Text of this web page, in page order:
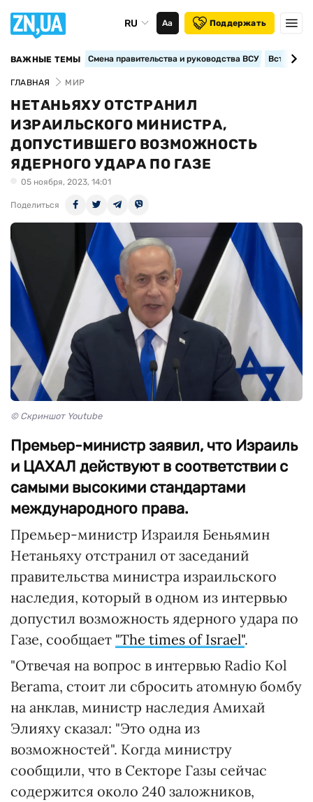
RU Аа Поддержать
ВАЖНЫЕ ТЕМЫ Смена правительства и руководства ВСУ
ГЛАВНАЯ МИР
НЕТАНЬЯХУ ОТСТРАНИЛ
ИЗРАИЛЬСКОГО МИНИСТРА,
ДОПУСТИВШЕГО ВОЗМОЖНОСТЬ
ЯДЕРНОГО УДАРА ПО ГАЗЕ
05 ноября, 2023, 14:01
Поделиться
© Скриншот Youtube
Премьер-министр заявил, что Израиль
и ЦАХАЛ действуют в соответствии с
самыми высокими стандартами
международного права.
Премьер-министр Израиля Беньямин
Нетаньяху отстранил от заседаний
правительства министра израильского
наследия, который в одном из интервью
допустил возможность ядерного удара по
Газе, сообщает "The times of Israel".
"Отвечая на вопрос в интервью Radio Kol
Berama, стоит ли сбросить атомную бомбу
на анклав, министр наследия Амихай
Элияху сказал: "Это одна из
возможностей". Когда министру
сообщили, что в Секторе Газы сейчас
содержится около 240 заложников,